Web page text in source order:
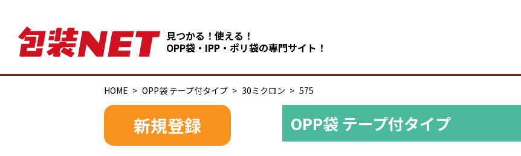
見つかる！使える！
OPP袋・IPP・ポリ袋の専門サイト！
HOME OPP袋 テープ付タイプ 30ミクロン 575
新規登録 OPP袋 テープ付タイプ